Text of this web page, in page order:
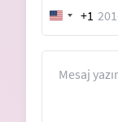
United
States
+1